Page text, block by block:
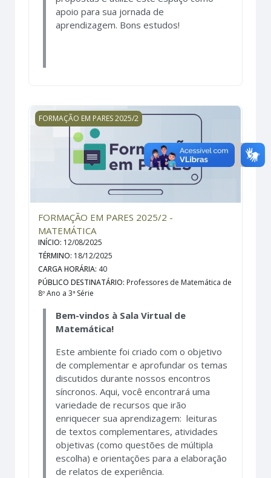
apoio para sua jornada de
aprendizagem. Bons estudos!
FORMAÇÃO EM PARES 2025/2 - MATEMÁTICA
FORMAÇÃO EM PARES 2025/2
FORMAÇÃO EM PARES 2025/2 -
MATEMÁTICA
INÍCIO: 12/08/2025
TÉRMINO: 18/12/2025
CARGA HORÁRIA: 40
PÚBLICO DESTINATÁRIO: Professores de Matemática de
8º Ano a 3ª Série
Bem-vindos à Sala Virtual de
Matemática!
Este ambiente foi criado com o objetivo
de complementar e aprofundar os temas
discutidos durante nossos encontros
síncronos. Aqui, você encontrará uma
variedade de recursos que irão
enriquecer sua aprendizagem: leituras
de textos complementares, atividades
objetivas (como questões de múltipla
escolha) e orientações para a elaboração
de relatos de experiência.